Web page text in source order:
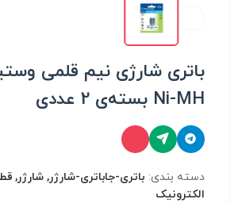
باتری شارژی نیم قلمی
Ni-MH بسته‌ی 2 عددی
دسته بندی: باتری-جاباتری-شارژر, شارژر,
الکترونیک